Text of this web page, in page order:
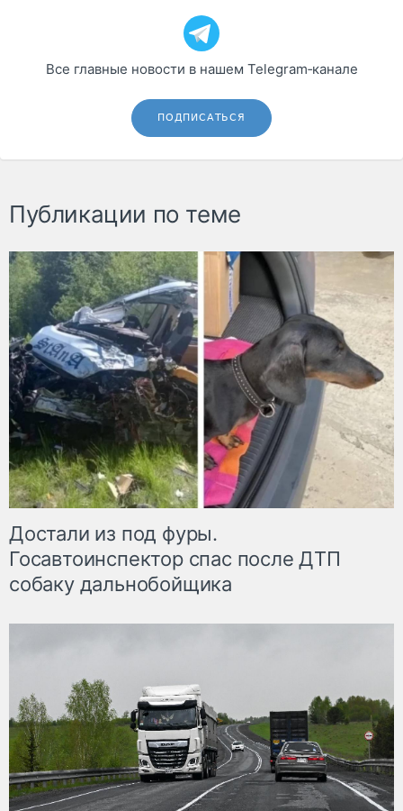
Все главные новости в нашем Telegram‑канале
ПОДПИСАТЬСЯ
Публикации по теме
Достали из под фуры.
Госавтоинспектор спас после ДТП
собаку дальнобойщика